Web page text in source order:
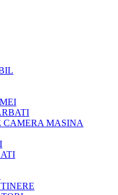
CAMERA MASINA